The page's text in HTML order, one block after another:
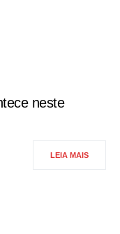
neste
LEIA MAIS